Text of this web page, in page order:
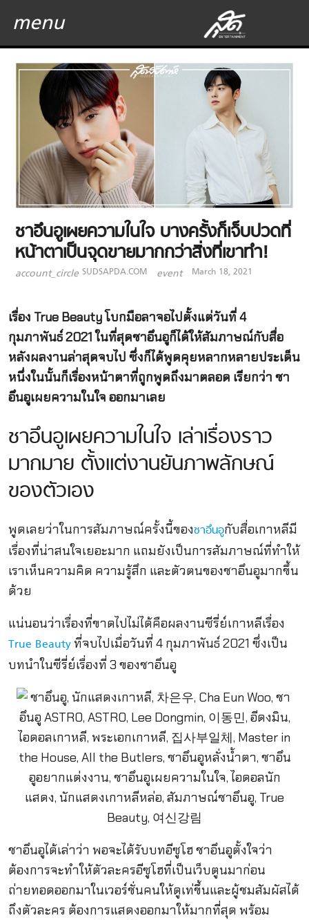
menu
ชาอึนอูเผยความในใจ บางครั้งก็เจ็บปวดที่
หน้าตาเป็นจุดขายมากกว่าสิ่งที่เขาทำ!
account_circle SUDSAPDA.COM event March 18, 2021
เรื่อง True Beauty โบกมือลาจอไปตั้งแต่วันที่ 4
กุมภาพันธ์ 2021 ในที่สุดชาอึนอูก็ได้ให้สัมภาษณ์กับสื่อ
หลังผลงานล่าสุดจบไป ซึ่งก็ได้พูดคุยหลากหลายประเด็น
หนึ่งในนั้นก็เรื่องหน้าตาที่ถูกพูดถึงมาตลอด เรียกว่า ชา
อึนอูเผยความในใจ ออกมาเลย
ชาอึนอูเผยความในใจ เล่าเรื่องราว
มากมาย ตั้งแต่งานยันภาพลักษณ์
ของตัวเอง
พูดเลยว่าในการสัมภาษณ์ครั้งนี้ของชาอึนอูกับสื่อเกาหลีมี
เรื่องที่น่าสนใจเยอะมาก แถมยังเป็นการสัมภาษณ์ที่ทำให้
เราเห็นความคิด ความรู้สึก และตัวตนของชาอึนอูมากขึ้น
ด้วย
แน่นอนว่าเรื่องที่ขาดไปไม่ได้คือผลงานซีรี่ย์เกาหลีเรื่อง
True Beautyที่จบไปเมื่อวันที่ 4 กุมภาพันธ์ 2021 ซึ่งเป็น
บทนำในซีรี่ย์เรื่องที่ 3 ของชาอึนอู
ชาอึนอูได้เล่าว่า พอจะได้รับบทอีซูโฮ ชาอึนอูตั้งใจว่า
ต้องการจะทำให้ตัวละครอีซูโฮที่เป็นเว็บตูนมาก่อน
ถ่ายทอดออกมาในเวอร์ชั่นคนให้ดูเท่ขึ้นและผู้ชมสัมผัสได้
ถึงตัวละคร ต้องการแสดงออกมาให้มากที่สุด พร้อม